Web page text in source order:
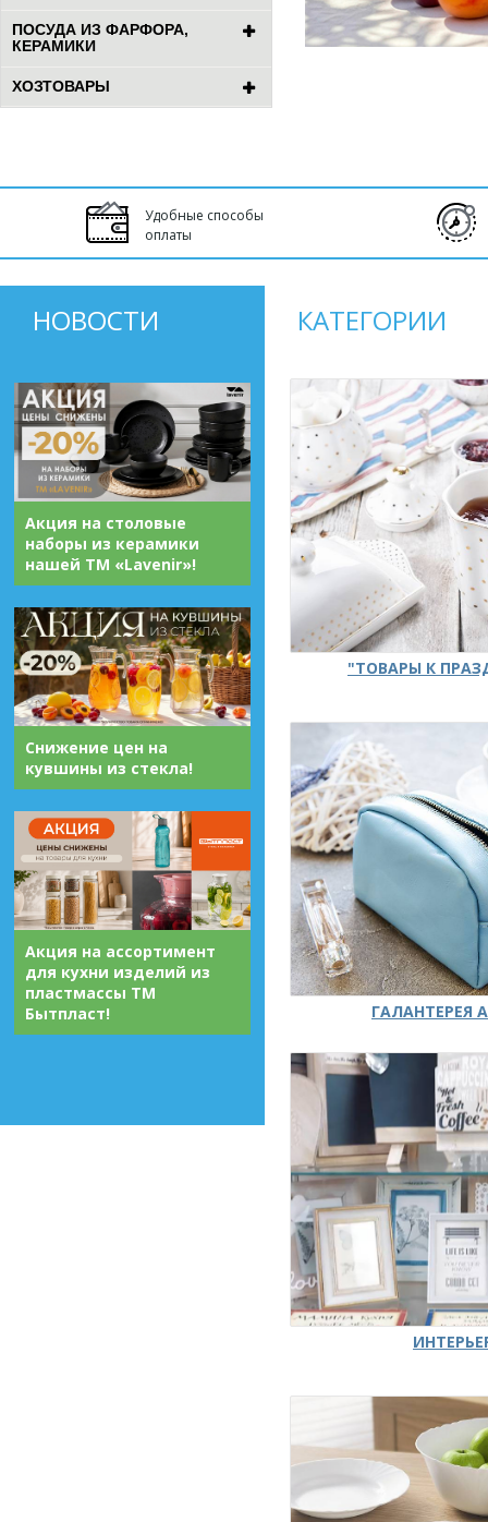
ПОСУДА ИЗ ФАРФОРА,
КЕРАМИКИ
ХОЗТОВАРЫ
Удобные способы
оплаты
НОВОСТИ
Акция на столовые
наборы из керамики
нашей ТМ «Lavenir»!
Снижение цен на
кувшины из стекла!
Акция на ассортимент
для кухни изделий из
пластмассы ТМ
Бытпласт!
КАТЕГОРИИ
"ТОВАРЫ К
ГАЛАНТЕРЕЯ